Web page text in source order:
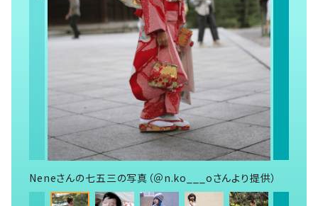
Neneさんの七五三の写真（＠n.ko___oさんより提供）